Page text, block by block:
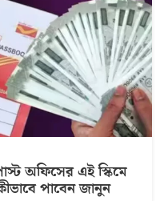
অফিসের এই স্কিমে
পাবেন জানুন